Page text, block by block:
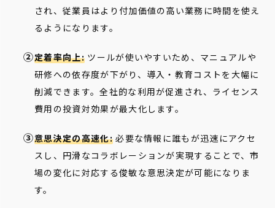
され、従業員はより付加価値の高い業務に時間を使え
るようになります。
定着率向上:ツールが使いやすいため、マニュアルや
研修への依存度が下がり、導入・教育コストを大幅に
削減できます。全社的な利用が促進され、ライセンス
費用の投資対効果が最大化します。
意思決定の高速化:必要な情報に誰もが迅速にアクセ
スし、円滑なコラボレーションが実現することで、市
場の変化に対応する俊敏な意思決定が可能になりま
す。